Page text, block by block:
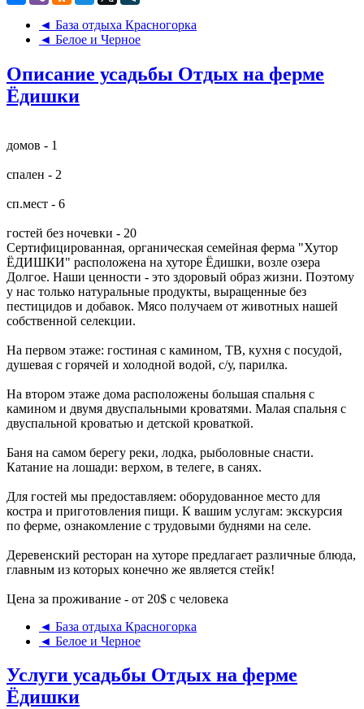
◄ База отдыха Красногорка
◄ Белое и Черное
Описание усадьбы Отдых на ферме
Ёдишки
домов - 1
спален - 2
сп.мест - 6
гостей без ночевки - 20
Сертифицированная, органическая семейная ферма "Хутор
ЁДИШКИ" расположена на хуторе Ёдишки, возле озера
Долгое. Наши ценности - это здоровый образ жизни. Поэтому
у нас только натуральные продукты, выращенные без
пестицидов и добавок. Мясо получаем от животных нашей
собственной селекции.
На первом этаже: гостиная с камином, ТВ, кухня с посудой,
душевая с горячей и холодной водой, с/у, парилка.
На втором этаже дома расположены большая спальня с
камином и двумя двуспальными кроватями. Малая спальня с
двуспальной кроватью и детской кроваткой.
Баня на самом берегу реки, лодка, рыболовные снасти.
Катание на лошади: верхом, в телеге, в санях.
Для гостей мы предоставляем: оборудованное место для
костра и приготовления пищи. К вашим услугам: экскурсия
по ферме, ознакомление с трудовыми буднями на селе.
Деревенский ресторан на хуторе предлагает различные блюда,
главным из которых конечно же является стейк!
Цена за проживание - от 20$ с человека
◄ База отдыха Красногорка
◄ Белое и Черное
Услуги усадьбы Отдых на ферме
Ёдишки